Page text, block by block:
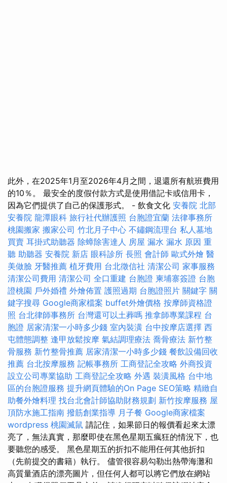
此外，在2025年1月至2026年4月之間，退還所有航班費用
的10％。 最安全的度假付款方式是使用借記卡或信用卡，
因為它們提供了自己的保護形式。 - 飲食文化 安養院 北部
安養院 龍潭眼科 旅行社代辦護照 台胞證宜蘭 法律事務所
桃園搬家 搬家公司 竹北月子中心 不鏽鋼流理台 私人墓地
買賣 耳掛式助聽器 除蟑除害達人 房屋 漏水 漏水 原因 重
聽 助聽器 安養院 新店 眼科診所 長照 會計師 歐式外燴 醫
美做臉 牙醫推薦 植牙費用 台北徵信社 清潔公司 家事服務
清潔公司費用 清潔公司 全口重建 台胞證 柬埔寨簽證 台胞
證桃園 戶外婚禮 外燴佈置 護照過期 台胞證照片 關鍵字 關
鍵字搜尋 Google商家檔案 buffet外燴價格 按摩師資格證
照 台北律師事務所 台灣還可以土葬嗎 推拿師專業課程 台
胞證 居家清潔一小時多少錢 室內裝潢 台中按摩店選擇 西
屯體態調整 逢甲放鬆按摩 氣結調理療法 喬骨療法 新竹整
骨服務 新竹整骨推薦 居家清潔一小時多少錢 餐飲設備回收
推薦 台北按摩服務 記帳事務所 工商登記全攻略 外商投資
設立公司專業協助 工商登記全攻略 外遇 裝潢風格 台中地
區的台胞證服務 提升網頁體驗的On Page SEO策略 精緻自
助餐外燴料理 找台北會計師協助財務規劃 新竹按摩服務 屋
頂防水施工指南 撥筋創業指導 月子餐 Google商家檔案
wordpress 桃園滅鼠 請記住，如果節日的報價看起來太漂
亮了，無法真實，那麼即使在黑色星期五瘋狂的情況下，也
要聽您的感受。 黑色星期五的折扣不能用任何其他折扣
（先前提交的書籍）執行。 儘管很容易勾勒出熱帶海灘和
高質量酒店的漂亮圖片，但任何人都可以將它們放在網站